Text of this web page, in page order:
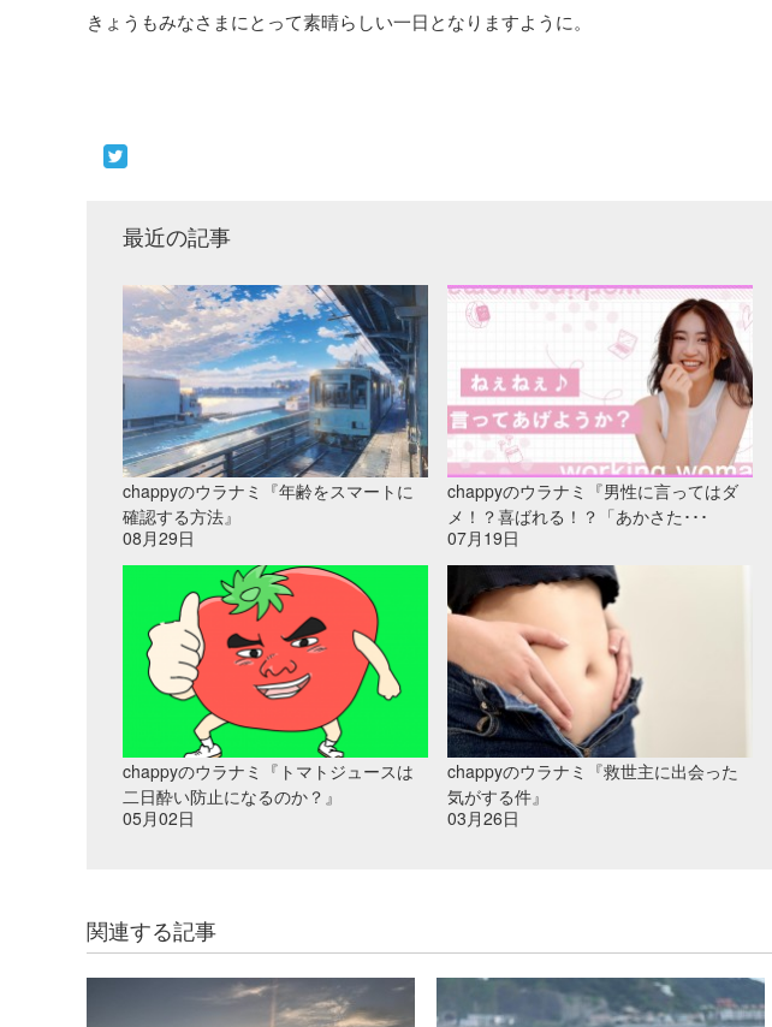
きょうもみなさまにとって素晴らしい一日となりますように。
最近の記事
chappyのウラナミ『年齢をスマートに
確認する方法』
08月29日
chappyのウラナミ『男性に言ってはダ
メ！？喜ばれる！？「あかさた･･･
07月19日
chappyのウラナミ『トマトジュースは
二日酔い防止になるのか？』
05月02日
chappyのウラナミ『救世主に出会った
気がする件』
03月26日
関連する記事